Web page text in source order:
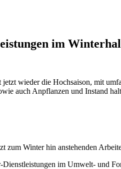
im
wieder die Hochsaison, mit
auch Anpflanzen und Instand
Winter hin anstehenden
im Umwelt- und